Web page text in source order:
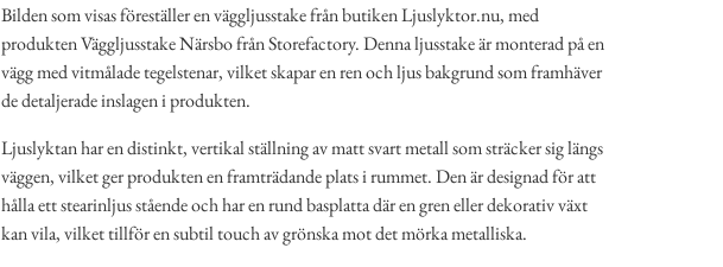
Bilden som visas föreställer en väggljusstake från butiken Ljuslyktor.nu, med
produkten Väggljusstake Närsbo från Storefactory. Denna ljusstake är monterad på en
vägg med vitmålade tegelstenar, vilket skapar en ren och ljus bakgrund som framhäver
de detaljerade inslagen i produkten.
Ljuslyktan har en distinkt, vertikal ställning av matt svart metall som sträcker sig längs
väggen, vilket ger produkten en framträdande plats i rummet. Den är designad för att
hålla ett stearinljus stående och har en rund basplatta där en gren eller dekorativ växt
kan vila, vilket tillför en subtil touch av grönska mot det mörka metalliska.